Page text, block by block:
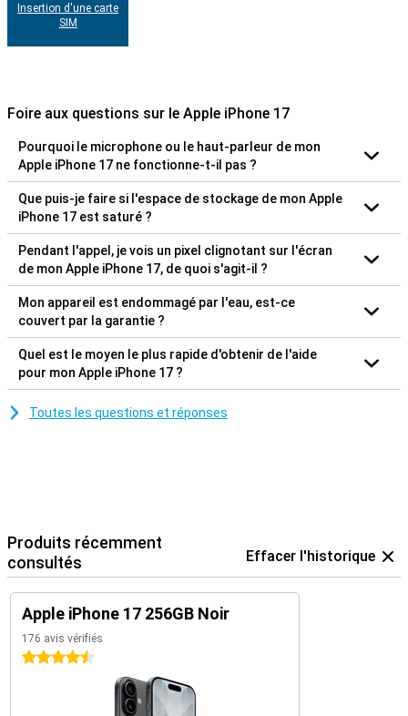
Insertion d'une carte
SIM
Foire aux questions sur le Apple iPhone 17
Pourquoi le microphone ou le haut-parleur de mon
Apple iPhone 17 ne fonctionne-t-il pas ?
Que puis-je faire si l'espace de stockage de mon Apple
iPhone 17 est saturé ?
Pendant l'appel, je vois un pixel clignotant sur l'écran
de mon Apple iPhone 17, de quoi s'agit-il ?
Mon appareil est endommagé par l'eau, est-ce
couvert par la garantie ?
Quel est le moyen le plus rapide d'obtenir de l'aide
pour mon Apple iPhone 17 ?
Toutes les questions et réponses
Produits récemment
consultés
Effacer l'historique
Apple iPhone 17 256GB Noir
176 avis vérifiés
4.5 étoiles